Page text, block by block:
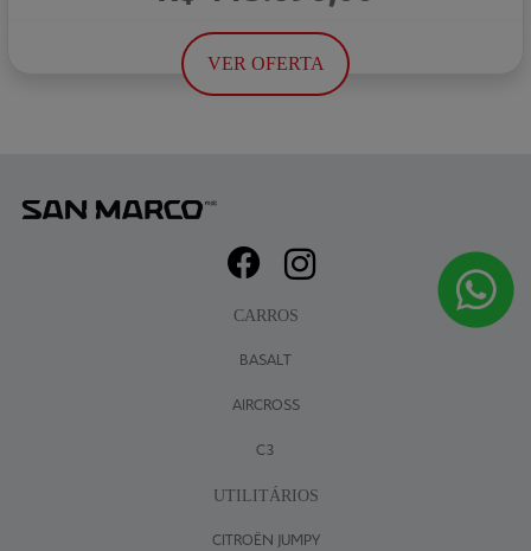
VER OFERTA
CARROS
BASALT
AIRCROSS
C3
UTILITÁRIOS
CITROËN JUMPY